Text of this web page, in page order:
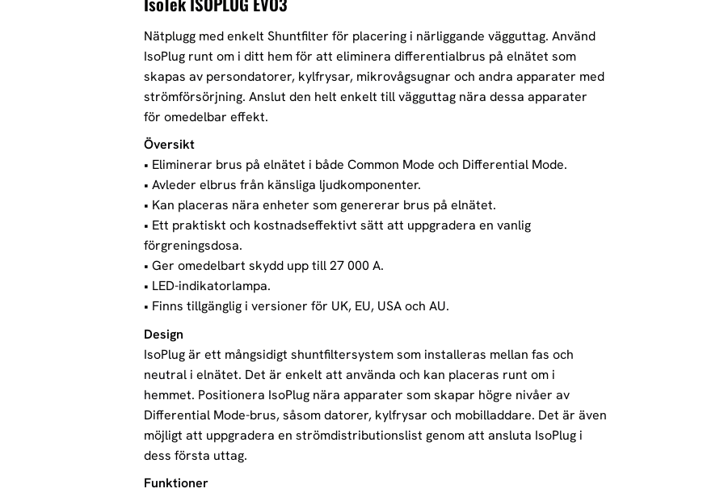
Nätplugg med enkelt Shuntfilter för placering i närliggande vägguttag. Använd
IsoPlug runt om i ditt hem för att eliminera differentialbrus på elnätet som
skapas av persondatorer, kylfrysar, mikrovågsugnar och andra apparater med
strömförsörjning. Anslut den helt enkelt till vägguttag nära dessa apparater
för omedelbar effekt.
Översikt
• Eliminerar brus på elnätet i både Common Mode och Differential Mode.
• Avleder elbrus från känsliga ljudkomponenter.
• Kan placeras nära enheter som genererar brus på elnätet.
• Ett praktiskt och kostnadseffektivt sätt att uppgradera en vanlig
förgreningsdosa.
• Ger omedelbart skydd upp till 27 000 A.
• LED-indikatorlampa.
• Finns tillgänglig i versioner för UK, EU, USA och AU.
Design
IsoPlug är ett mångsidigt shuntfiltersystem som installeras mellan fas och
neutral i elnätet. Det är enkelt att använda och kan placeras runt om i
hemmet. Positionera IsoPlug nära apparater som skapar högre nivåer av
Differential Mode-brus, såsom datorer, kylfrysar och mobilladdare. Det är även
möjligt att uppgradera en strömdistributionslist genom att ansluta IsoPlug i
dess första uttag.
Funktioner